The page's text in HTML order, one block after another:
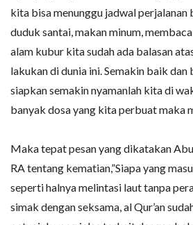
kita bisa menunggu jadwal perjalanan
duduk santai, makan minum,
alam kubur kita sudah ada balasan
lakukan di dunia ini. Semakin baik
siapkan semakin nyamanlah kita di
banyak dosa yang kita perbuat maka
Maka tepat pesan yang dikatakan
RA tentang kematian,”Siapa yang
seperti halnya melintasi laut tanpa
simak dengan seksama, al Qur’an